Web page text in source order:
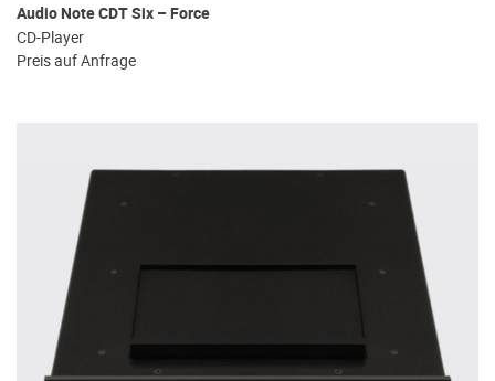
Audio Note CDT Six – Force
CD-Player
Preis auf Anfrage